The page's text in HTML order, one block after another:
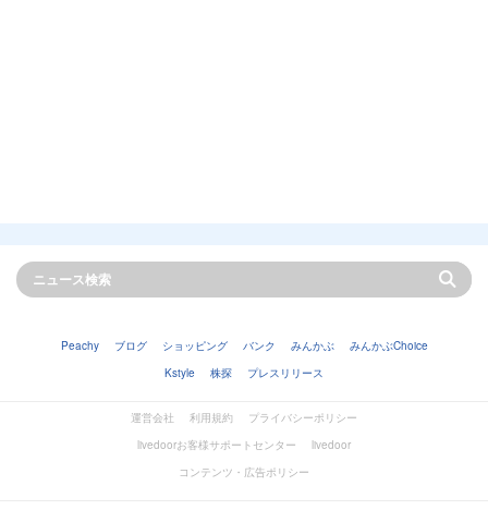
Peachy ブログ ショッピング バンク みんかぶ
みんかぶChoice
Kstyle
株探 プレスリリース
運営会社 利用規約
プライバシーポリシー
livedoorお客様サポートセンター
livedoor
コンテンツ・広告ポリシー